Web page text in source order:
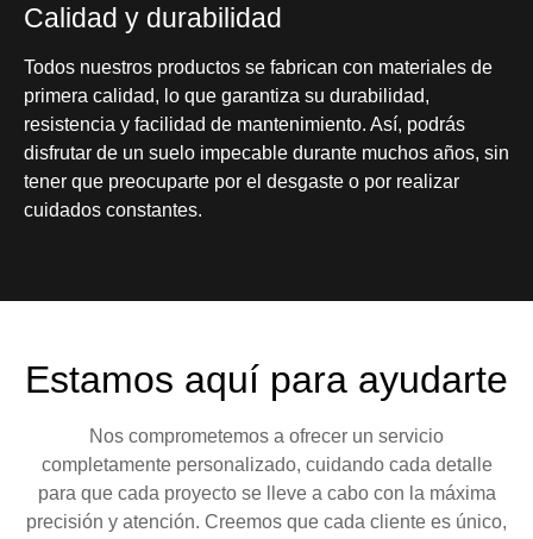
Calidad y durabilidad
Todos nuestros productos se fabrican con materiales de
primera calidad, lo que garantiza su durabilidad,
resistencia y facilidad de mantenimiento. Así, podrás
disfrutar de un suelo impecable durante muchos años, sin
tener que preocuparte por el desgaste o por realizar
cuidados constantes.
Estamos aquí para ayudarte
Nos comprometemos a ofrecer un servicio
completamente personalizado, cuidando cada detalle
para que cada proyecto se lleve a cabo con la máxima
precisión y atención. Creemos que cada cliente es único,